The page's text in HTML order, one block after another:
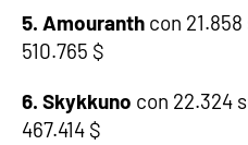
5. Amouranth con
510.765 $
6. Skykkuno con 22.324
467.414 $